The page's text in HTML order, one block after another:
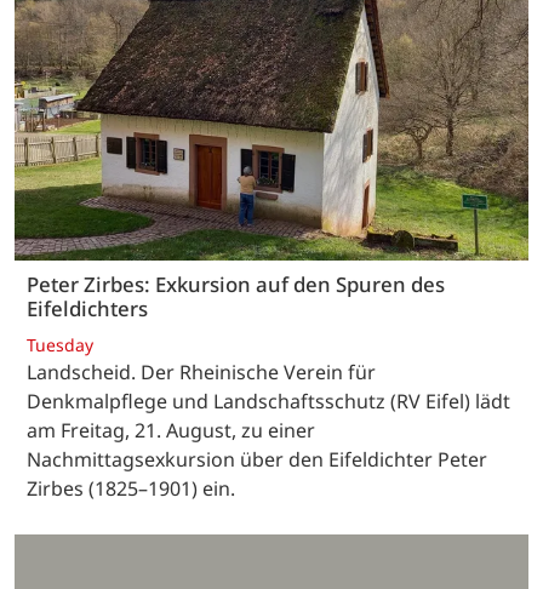
Peter Zirbes: Exkursion auf den Spuren des
Eifeldichters
Tuesday
Landscheid. Der Rheinische Verein für
Denkmalpflege und Landschaftsschutz (RV Eifel) lädt
am Freitag, 21. August, zu einer
Nachmittagsexkursion über den Eifeldichter Peter
Zirbes (1825–1901) ein.